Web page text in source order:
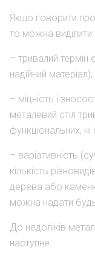
Якщо говорити
то можна виділити
– тривалий термін
надійний матеріал);
– міцність і
металевий стіл
функціональних,
– варіативність
кількість
дерева або
можна надати
До недоліків
наступне: